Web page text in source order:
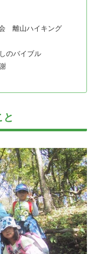
離山ハイキング
のバイブル
と